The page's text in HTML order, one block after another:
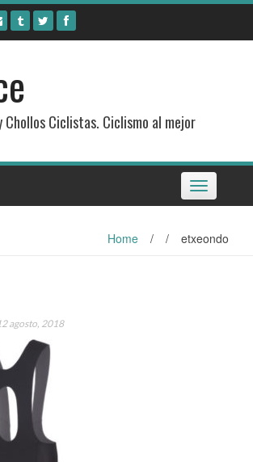
Ciclistas. Ciclismo al mejor
Toggle
navigation
Home / / etxeondo
agosto, 2018